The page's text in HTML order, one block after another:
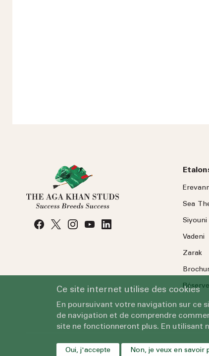
Sea
Siyouni
Vadeni
Zarak
Ce site internet utilise des cookies
En poursuivant votre navigation sur ce
de navigation et de comprendre
site ne fonctionneront plus. En utilisant
Oui, j'accepte Non, je veux en savoir